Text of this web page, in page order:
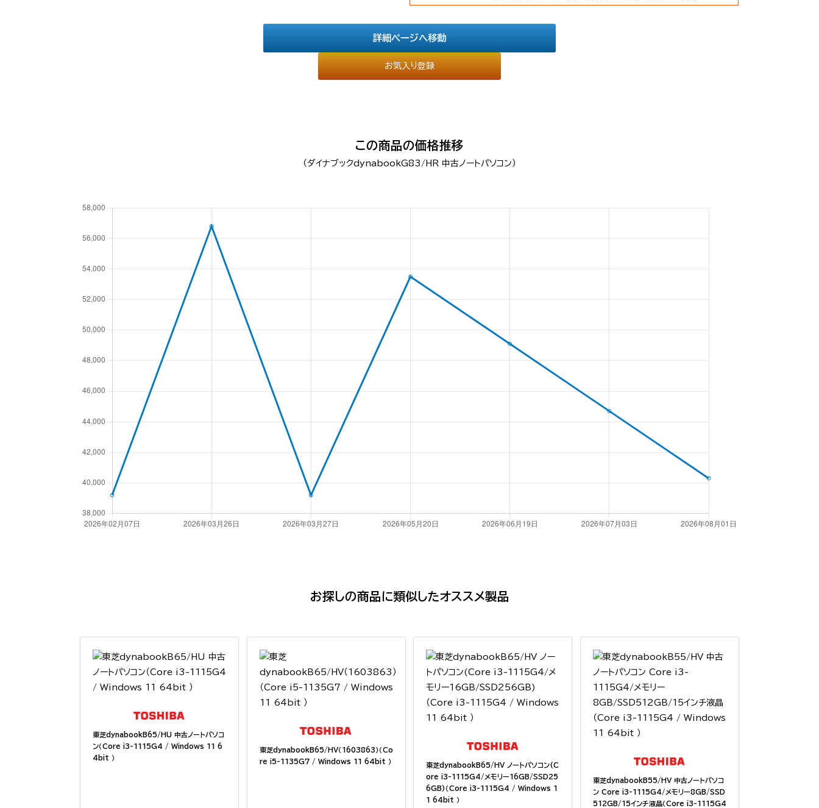
詳細ページへ移動
お気入り登録
この商品の価格推移
（ダイナブックdynabookG83/HR 中古ノートパソコン）
お探しの商品に類似したオススメ製品
東芝dynabookB65/HU 中古ノートパソコ
ン（Core i3-1115G4 / Windows 11 6
4bit ）
東芝dynabookB65/HV（1603863）（Co
re i5-1135G7 / Windows 11 64bit ）
東芝dynabookB65/HV ノートパソコン(C
ore i3-1115G4/メモリー16GB/SSD25
6GB)（Core i3-1115G4 / Windows 1
1 64bit ）
東芝dynabookB55/HV 中古ノートパソコ
ン Core i3-1115G4/メモリー8GB/SSD
512GB/15インチ液晶（Core i3-1115G4